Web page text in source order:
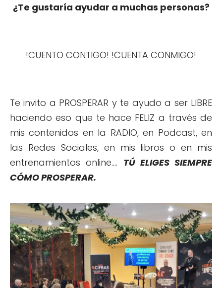
¿Te gustaría ayudar a muchas personas?
!CUENTO CONTIGO! !CUENTA CONMIGO!
Te invito a PROSPERAR y te ayudo a ser LIBRE
haciendo eso que te hace FELIZ a través de
mis contenidos en la RADIO, en Podcast, en
las Redes Sociales, en mis libros o en mis
entrenamientos online.... TÚ ELIGES SIEMPRE
CÓMO PROSPERAR.